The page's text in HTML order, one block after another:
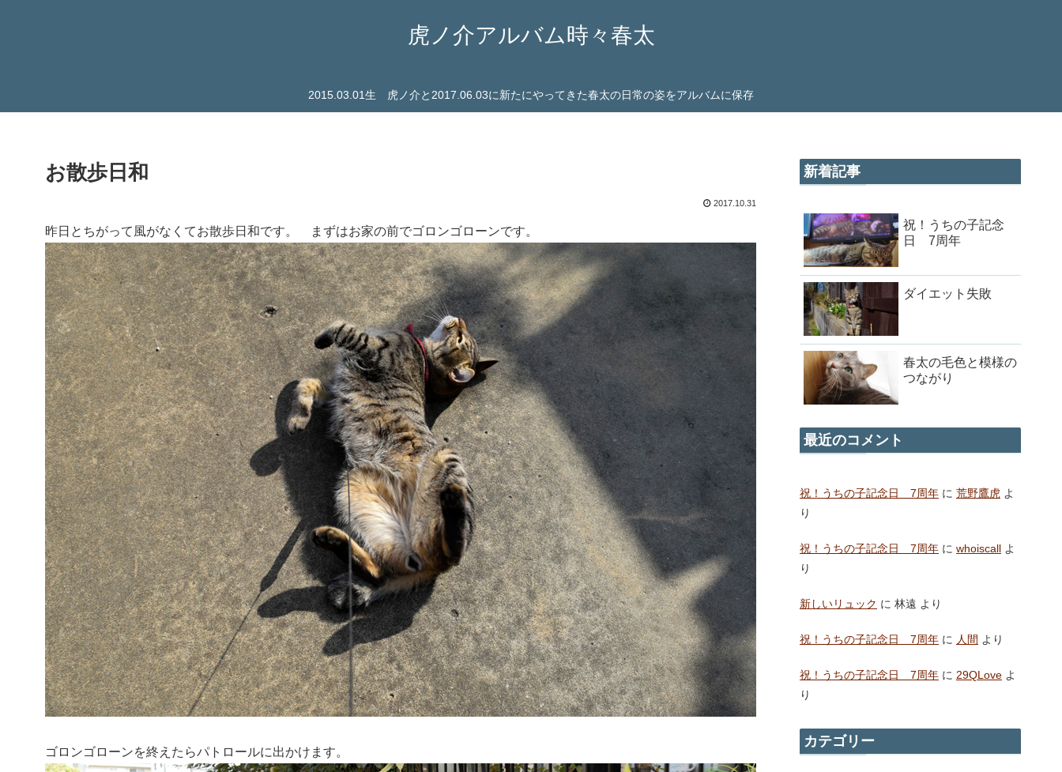
虎ノ介アルバム時々春太
2015.03.01生 虎ノ介と2017.06.03に新たにやってきた春太の日常の姿をアルバムに保存
お散歩日和
2017.10.31
昨日とちがって風がなくてお散歩日和です。 まずはお家の前でゴロンゴローンです。
ゴロンゴローンを終えたらパトロールに出かけます。
新着記事
祝！うちの子記念
日 7周年
ダイエット失敗
春太の毛色と模様の
つながり
最近のコメント
祝！うちの子記念日 7周年 に 荒野鷹虎 よ
り
祝！うちの子記念日 7周年 に whoiscall よ
り
新しいリュック に 林遠 より
祝！うちの子記念日 7周年 に 人間 より
祝！うちの子記念日 7周年 に 29QLove よ
り
カテゴリー